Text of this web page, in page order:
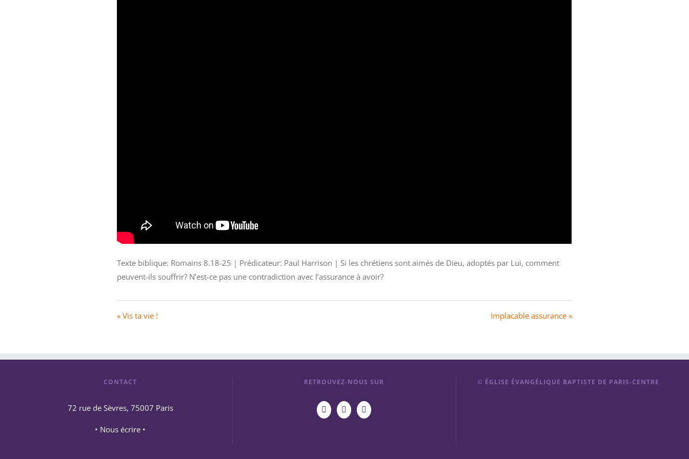
Texte biblique: Romains 8.18-25 | Prédicateur: Paul Harrison | Si les chrétiens sont aimés de Dieu, adoptés par Lui, comment
peuvent-ils souffrir? N’est-ce pas une contradiction avec l’assurance à avoir?
« Vis ta vie ! Implacable assurance »
CONTACT
72 rue de Sèvres, 75007 Paris
• Nous écrire •
RETROUVEZ-NOUS SUR © ÉGLISE ÉVANGÉLIQUE BAPTISTE DE PARIS-CENTRE